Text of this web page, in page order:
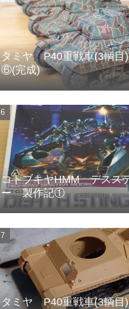
タミヤ P40重戦車(3輌
⑥(完成)
コトブキヤHMM デスス
ー 製作記①
タミヤ P40重戦車(3輌